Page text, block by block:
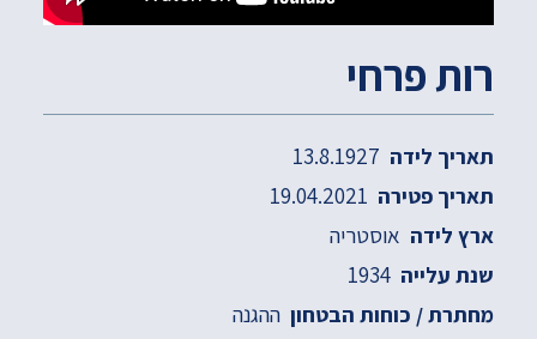
רות פרחי
תאריך לידה
תאריך פטירה
ארץ לידה אוסטריה
שנת עלייה 1934
מחתרת / כוחות הבטחון ההגנה